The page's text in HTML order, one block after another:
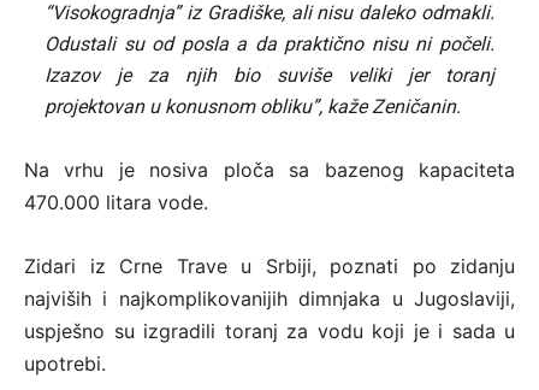
“Visokogradnja” iz Gradiške, ali nisu daleko odmakli.
Odustali su od posla a da praktično nisu ni počeli.
Izazov je za njih bio suviše veliki jer toranj
projektovan u konusnom obliku”, kaže Zeničanin.
Na vrhu je nosiva ploča sa bazenog kapaciteta
470.000 litara vode.
Zidari iz Crne Trave u Srbiji, poznati po zidanju
najviših i najkomplikovanijih dimnjaka u Jugoslaviji,
uspješno su izgradili toranj za vodu koji je i sada u
upotrebi.